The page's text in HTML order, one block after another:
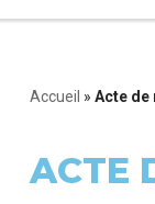
Accueil » Acte de
ACTE